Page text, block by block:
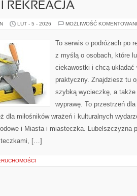
REKREACJA
LUT - 5 - 2026 MOŻLIWOŚĆ
To serwis o podróżach po
z myślą o osobach, które
ciekawostki i chcą
praktyczny. Znajdziesz tu
szybką wycieczkę, a także
wyprawę. To przestrzeń
dla miłośników wrażeń i kulturalnych
i Miasta i miasteczka. Lubelszczyzna
[…]